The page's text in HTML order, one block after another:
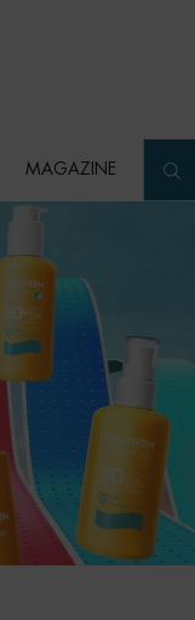
MAGAZINE